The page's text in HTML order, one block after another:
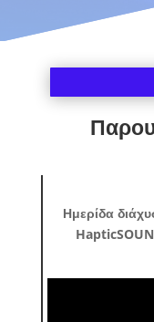
Ημερίδα